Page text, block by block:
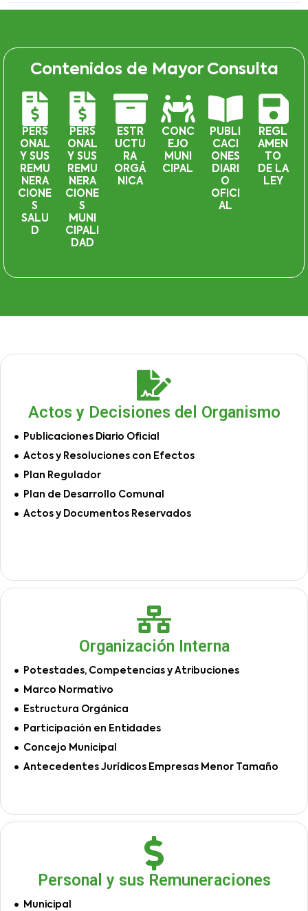
Contenidos de Mayor Consulta
PERS
ONAL
Y SUS
REMU
NERA
CIONE
S
SALU
D
PERS
ONAL
Y SUS
REMU
NERA
CIONE
S
MUNI
CIPALI
DAD
ESTR
UCTU
RA
ORGÁ
NICA
CONC
EJO
MUNI
CIPAL
PUBLI
CACI
ONES
DIARI
O
OFICI
AL
REGL
AMEN
TO
DE LA
LEY
Actos y Decisiones del Organismo
Publicaciones Diario Oficial
Actos y Resoluciones con Efectos
Plan Regulador
Plan de Desarrollo Comunal
Actos y Documentos Reservados
Organización Interna
Potestades, Competencias y Atribuciones
Marco Normativo
Estructura Orgánica
Participación en Entidades
Concejo Municipal
Antecedentes Jurídicos Empresas Menor Tamaño
Personal y sus Remuneraciones
Municipal